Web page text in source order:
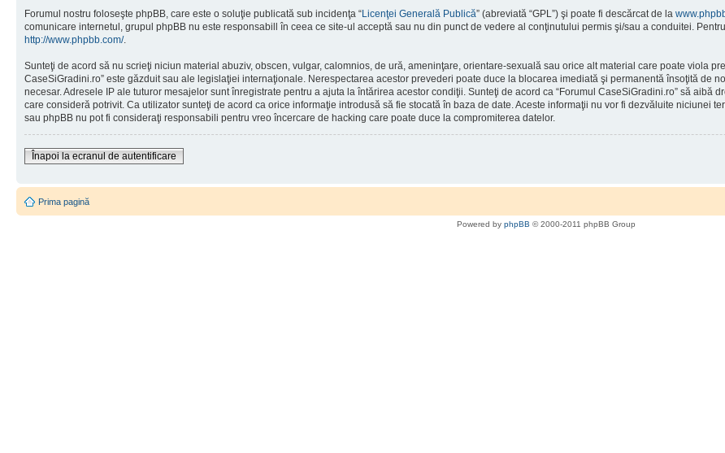
Forumul nostru foloseşte phpBB, care este o soluţie publicată sub incidenţa “Licenţei Generală Publică” (abreviată “GPL”) şi poate fi descărcat de la
comunicare internetul, grupul phpBB nu este responsabill în ceea ce site-ul acceptă sau nu din punct de vedere al conţinutului permis şi/sau a conduitei.
http://www.phpbb.com/.
Sunteţi de acord să nu scrieţi niciun material abuziv, obscen, vulgar, calomnios, de ură, ameninţare, orientare-sexuală sau orice alt material care poate viola
CaseSiGradini.ro” este găzduit sau ale legislaţiei internaţionale. Nerespectarea acestor prevederi poate duce la blocarea imediată şi permanentă însoţită de
necesar. Adresele IP ale tuturor mesajelor sunt înregistrate pentru a ajuta la întărirea acestor condiţii. Sunteţi de acord ca “Forumul CaseSiGradini.ro” să aibă
care consideră potrivit. Ca utilizator sunteţi de acord ca orice informaţie introdusă să fie stocată în baza de date. Aceste informaţii nu vor fi dezvăluite niciunei
sau phpBB nu pot fi consideraţi responsabili pentru vreo încercare de hacking care poate duce la compromiterea datelor.
Înapoi la ecranul de autentificare
Prima pagină
Powered by phpBB © 2000-2011 phpBB Group